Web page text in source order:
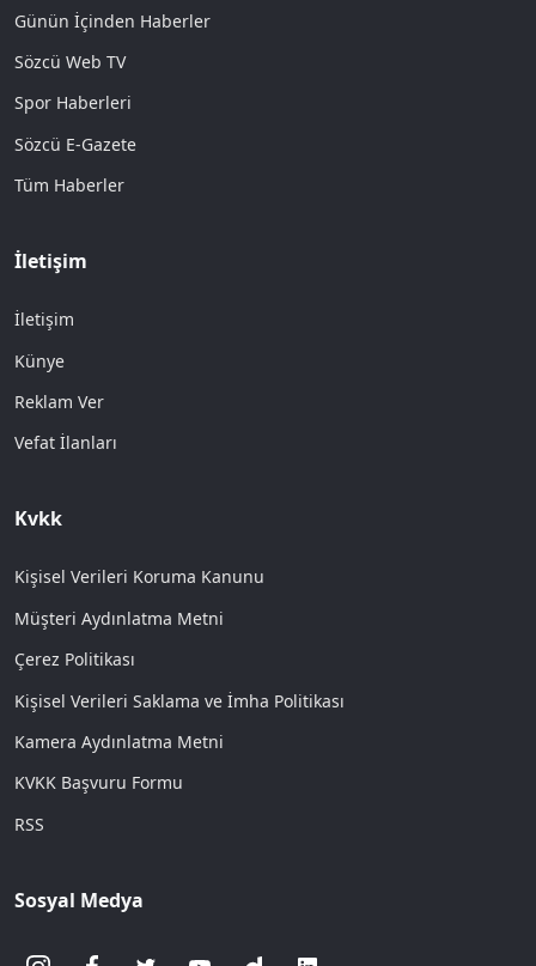
Günün İçinden Haberler
Sözcü Web TV
Spor Haberleri
Sözcü E-Gazete
Tüm Haberler
İletişim
İletişim
Künye
Reklam Ver
Vefat İlanları
Kvkk
Kişisel Verileri Koruma Kanunu
Müşteri Aydınlatma Metni
Çerez Politikası
Kişisel Verileri Saklama ve İmha Politikası
Kamera Aydınlatma Metni
KVKK Başvuru Formu
RSS
Sosyal Medya